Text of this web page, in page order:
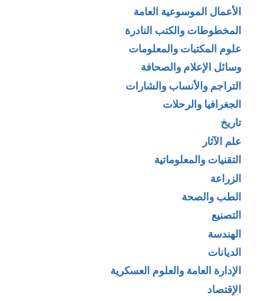
الأعمال الموسوعية العامة
المخطوطات والكتب النادرة
علوم المكتبات والمعلومات
وسائل الإعلام والصحافة
التراجم والأنساب والشارات
الجغرافيا والرحلات
تاريخ
علم الآثار
التقنيات والمعلوماتية
الزراعة
الطب والصحة
التصنيع
الهندسة
الديانات
الإدارة العامة والعلوم العسكرية
الإقتصاد